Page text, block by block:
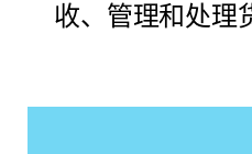
收、管理和处理